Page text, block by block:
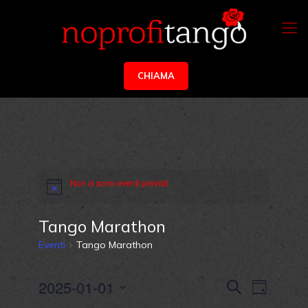
CHIAMA
Non ci sono eventi previsti.
Tango Marathon
Eventi Tango Marathon
Eventi
Cerca Evento
Viste
Giorno
2025-01-01